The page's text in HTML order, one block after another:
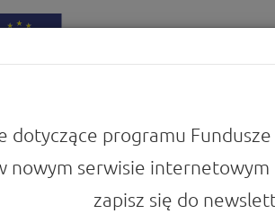
Przykłady najciekawszych projektów
wielkopolskiego pn. Szlak Piastowski
dotyczące programu
nowym serwisie
zapisz się do